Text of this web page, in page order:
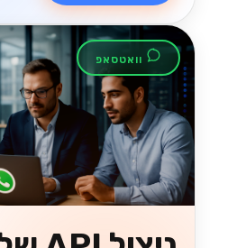
ניווט בחוקי
החדשים של
עבור מסחר
אלקטרוני
2026